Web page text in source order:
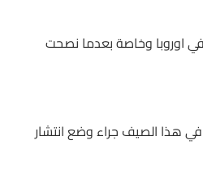
اوروبا وخاصة بعدما نصحت
هذا الصيف جراء وضع انتشار